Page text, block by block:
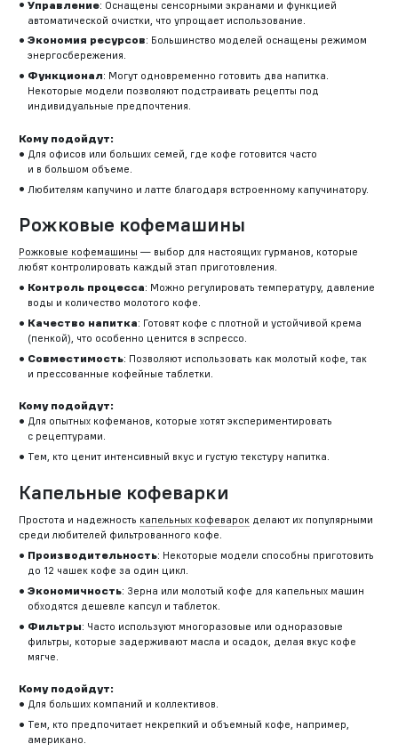
Управление: Оснащены сенсорными экранами и функцией
автоматической очистки, что упрощает использование.
Экономия ресурсов: Большинство моделей оснащены режимом
энергосбережения.
Функционал: Могут одновременно готовить два напитка.
Некоторые модели позволяют подстраивать рецепты под
индивидуальные предпочтения.
Кому подойдут:
Для офисов или больших семей, где кофе готовится часто
и в большом объеме.
Любителям капучино и латте благодаря встроенному капучинатору.
Рожковые кофемашины
Рожковые кофемашины — выбор для настоящих гурманов, которые
любят контролировать каждый этап приготовления.
Контроль процесса: Можно регулировать температуру, давление
воды и количество молотого кофе.
Качество напитка: Готовят кофе с плотной и устойчивой крема
(пенкой), что особенно ценится в эспрессо.
Совместимость: Позволяют использовать как молотый кофе, так
и прессованные кофейные таблетки.
Кому подойдут:
Для опытных кофеманов, которые хотят экспериментировать
с рецептурами.
Тем, кто ценит интенсивный вкус и густую текстуру напитка.
Капельные кофеварки
Простота и надежность капельных кофеварокделают их популярными
среди любителей фильтрованного кофе.
Производительность: Некоторые модели способны приготовить
до 12 чашек кофе за один цикл.
Экономичность: Зерна или молотый кофе для капельных машин
обходятся дешевле капсул и таблеток.
Фильтры: Часто используют многоразовые или одноразовые
фильтры, которые задерживают масла и осадок, делая вкус кофе
мягче.
Кому подойдут:
Для больших компаний и коллективов.
Тем, кто предпочитает некрепкий и объемный кофе, например,
американо.